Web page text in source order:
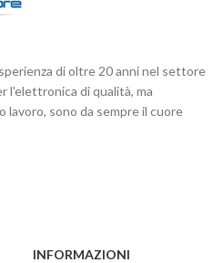
di oltre 20 anni nel settore
l'elettronica di qualità, ma
sono da sempre il cuore
INFORMAZIONI